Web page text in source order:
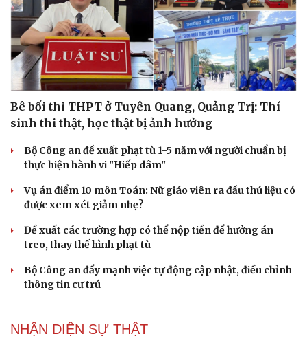
Du lịch
Tư vấn
check-in
Podcast
Câu chuyện thời sự
Cửa sổ tình yêu
Hạt giống tâm hồn
Bê bối thi THPT ở Tuyên Quang, Quảng Trị: Thí
sinh thi thật, học thật bị ảnh hưởng
Bộ Công an đề xuất phạt tù 1-5 năm với người chuẩn bị
thực hiện hành vi "Hiếp dâm"
Vụ án điểm 10 môn Toán: Nữ giáo viên ra đầu thú liệu có
được xem xét giảm nhẹ?
Đề xuất các trường hợp có thể nộp tiền để hưởng án
treo, thay thế hình phạt tù
Bộ Công an đẩy mạnh việc tự động cập nhật, điều chỉnh
thông tin cư trú
NHẬN DIỆN SỰ THẬT